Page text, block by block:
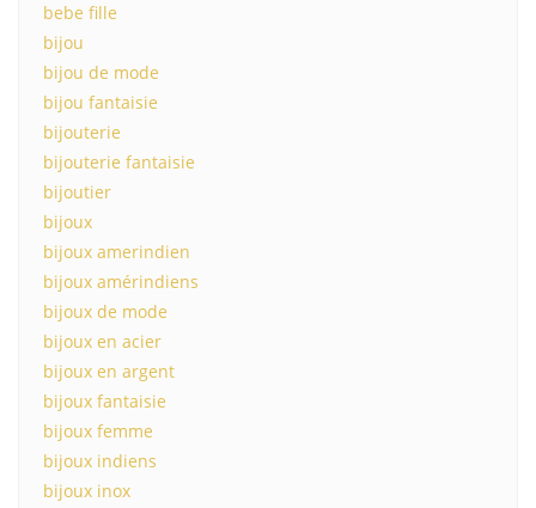
bebe fille
bijou
bijou de mode
bijou fantaisie
bijouterie
bijouterie fantaisie
bijoutier
bijoux
bijoux amerindien
bijoux amérindiens
bijoux de mode
bijoux en acier
bijoux en argent
bijoux fantaisie
bijoux femme
bijoux indiens
bijoux inox